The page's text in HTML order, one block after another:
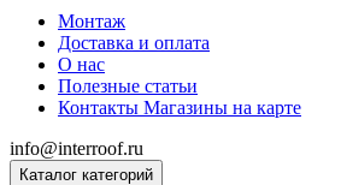
Монтаж
Доставка и оплата
О нас
Полезные статьи
Контакты Магазины на карте
info@interroof.ru
Каталог категорий